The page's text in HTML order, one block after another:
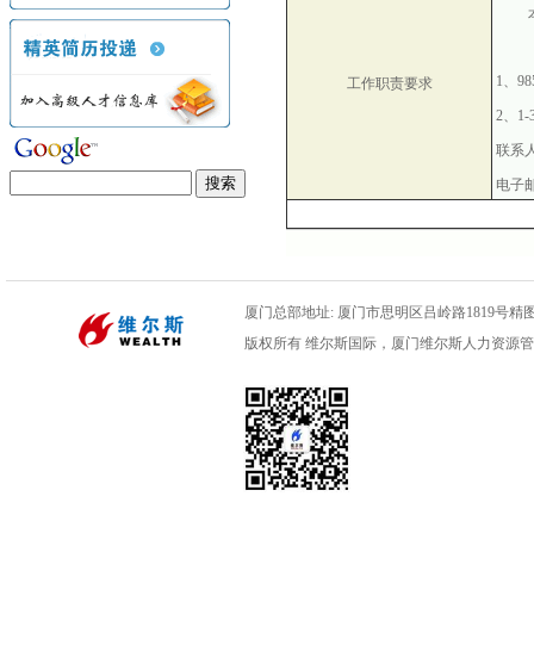
工作职责要求 1、
2、1-
联系
电子
厦门总部地址: 厦门市思明区吕岭路1819号精
版权所有 维尔斯国际，厦门维尔斯人力资源